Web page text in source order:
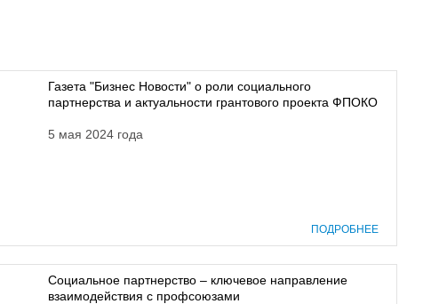
Газета "Бизнес Новости" о роли социального
партнерства и актуальности грантового проекта ФПОКО
5 мая 2024 года
ПОДРОБНЕЕ
Социальное партнерство – ключевое направление
взаимодействия с профсоюзами